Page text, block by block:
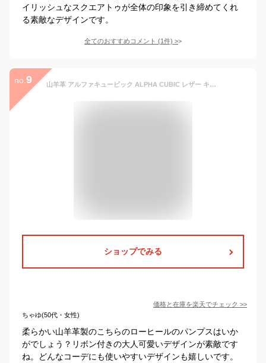
イリッシュなスクエアトゥが全体の印象を引き締めてくれ
る素敵なデザインです。
全てのおすすめコメント (1件) >
no. 9 山羊革 アルファキュービック ALPHA CUBIC レザー キルティング リボン 柔らかフィット モールドソール パンプス 靴 レディース フラットシューズ 疲れない 痛くない ローヒール 脱げない 本革 コンフォート kawa 21ss 人気
ショップでみる
価格と在庫を楽天でチェック >>
ちゃゆ(50代・女性)
柔らかい山羊革製のこちらのローヒールのパンプスはいか
がでしょう？リボン付きの大人可愛いデザインが素敵です
ね。どんなコーデにも使いやすいデザインも嬉しいです。